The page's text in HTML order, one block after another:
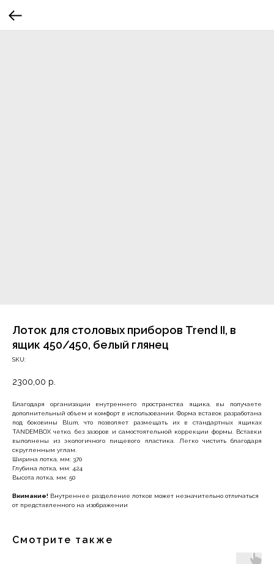
Лоток для столовых приборов Trend II, в
ящик 450/450, белый глянец
SKU:
2300,00 р.
Благодаря организации внутреннего пространства ящика, вы получаете
дополнительный объем и комфорт в использовании. Форма вставок разработана
под боковины Blum, что позволяет размещать их в стандартных ящиках
TANDEMBOX четко, без зазоров и самостоятельной коррекции формы. Вставки
выполнены из экологичного пищевого пластика. Легко чистить благодаря
скругленным углам.
Ширина лотка, мм: 370
Глубина лотка, мм: 424
Высота лотка, мм: 50
Внимание! Внутреннее разделение лотков может незначительно отличаться
от представленного на изображении
Смотрите также